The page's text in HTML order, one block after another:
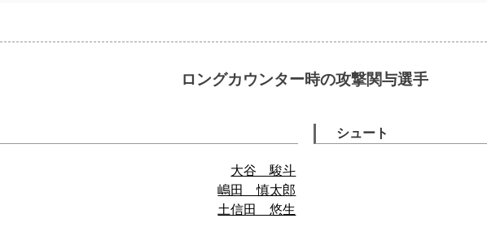
ロングカウンター時の攻撃関与選手
大谷 駿斗
嶋田 慎太郎
土信田 悠生
シュート